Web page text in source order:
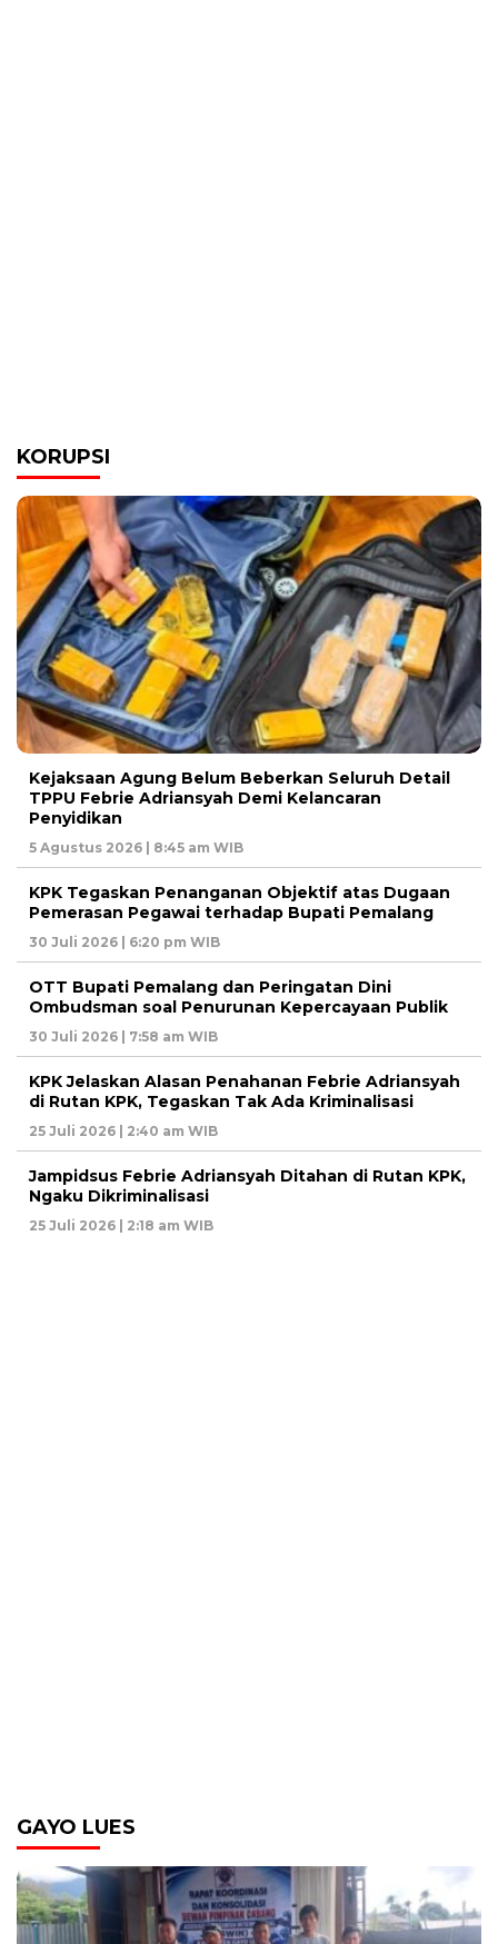
KORUPSI
Kejaksaan Agung Belum Beberkan Seluruh Detail
TPPU Febrie Adriansyah Demi Kelancaran
Penyidikan
5 Agustus 2026 | 8:45 am WIB
KPK Tegaskan Penanganan Objektif atas Dugaan
Pemerasan Pegawai terhadap Bupati Pemalang
30 Juli 2026 | 6:20 pm WIB
OTT Bupati Pemalang dan Peringatan Dini
Ombudsman soal Penurunan Kepercayaan Publik
30 Juli 2026 | 7:58 am WIB
KPK Jelaskan Alasan Penahanan Febrie Adriansyah
di Rutan KPK, Tegaskan Tak Ada Kriminalisasi
25 Juli 2026 | 2:40 am WIB
Jampidsus Febrie Adriansyah Ditahan di Rutan KPK,
Ngaku Dikriminalisasi
25 Juli 2026 | 2:18 am WIB
GAYO LUES